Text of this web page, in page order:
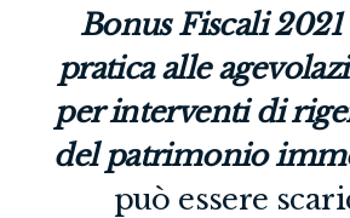
Bonus Fiscali
pratica alle
per interventi di
del patrimonio
può essere